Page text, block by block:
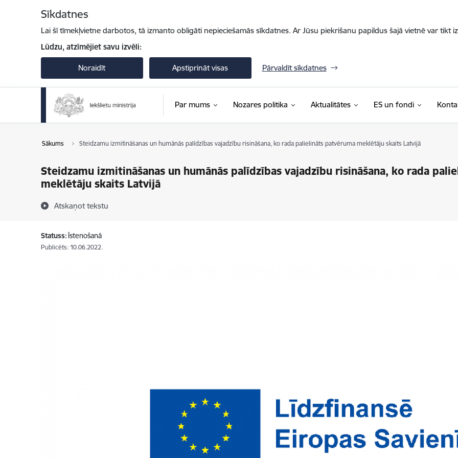
Sīkdatnes
Lai šī tīmekļvietne darbotos, tā izmanto obligāti nepieciešamās sīkdatnes. Ar Jūsu piekrišanu papildus šajā vietnē var tikt
Lūdzu, atzīmējiet savu izvēli:
Noraidīt Apstiprināt visas Pārvaldīt sīkdatnes
Par mums Nozares politika Aktualitātes ES un fondi
Sākums Steidzamu izmitināšanas un humānās palīdzības vajadzību risināšana, ko rada palielināts patvēruma meklētāju skaits Latvijā
Steidzamu izmitināšanas un humānās palīdzības vajadzību risināšana, ko rada
meklētāju skaits Latvijā
Atskaņot tekstu
Statuss:Īstenošanā
Publicēts: 10.06.2022.